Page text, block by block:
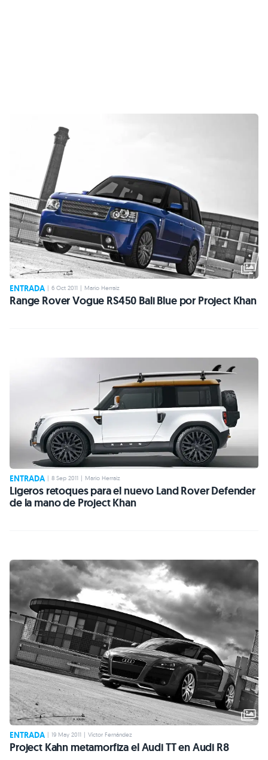
ENTRADA 6 Oct 2011 Mario Herraiz
Range Rover Vogue RS450 Bali Blue por Project Khan
ENTRADA 8 Sep 2011 Mario Herraiz
Ligeros retoques para el nuevo Land Rover Defender
de la mano de Project Khan
ENTRADA 19 May 2011 Víctor Fernández
Project Kahn metamorfiza el Audi TT en Audi R8